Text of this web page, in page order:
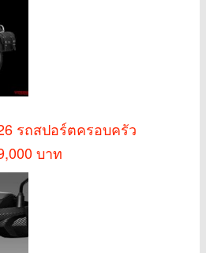
รถสปอร์ตครอบครัว
บาท